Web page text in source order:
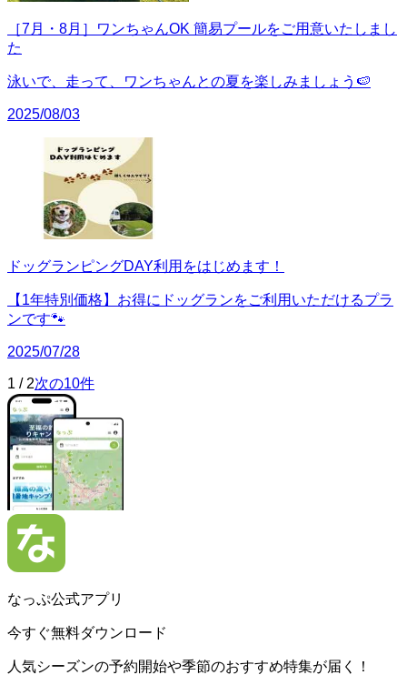
［7月・8月］ワンちゃんOK 簡易プールをご用意いたしまし
た
泳いで、走って、ワンちゃんとの夏を楽しみましょう🍉
2025/08/03
ドッグランピングDAY利用をはじめます！
【1年特別価格】お得にドッグランをご利用いただけるプラ
ンです🐾
2025/07/28
1 / 2次の10件
なっぷ公式アプリ
今すぐ無料ダウンロード
人気シーズンの予約開始や季節のおすすめ特集が届く！